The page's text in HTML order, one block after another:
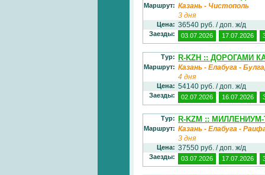
Маршрут: Казань - Чистополь
3 дня
Цена: 36540 руб. / доп. ж/д
Заезды: 03.07.2026 17.07.2026
Тур: R-KZH :: ДОРОГАМИ
Маршрут: Казань - Елабуга -
4 дня
Цена: 54140 руб. / доп. ж/д
Заезды: 02.07.2026 16.07.2026
Тур: R-KZM ::
Маршрут: Казань - Елабуга -
3 дня
Цена: 37550 руб. / доп. ж/д
Заезды: 03.07.2026 17.07.2026